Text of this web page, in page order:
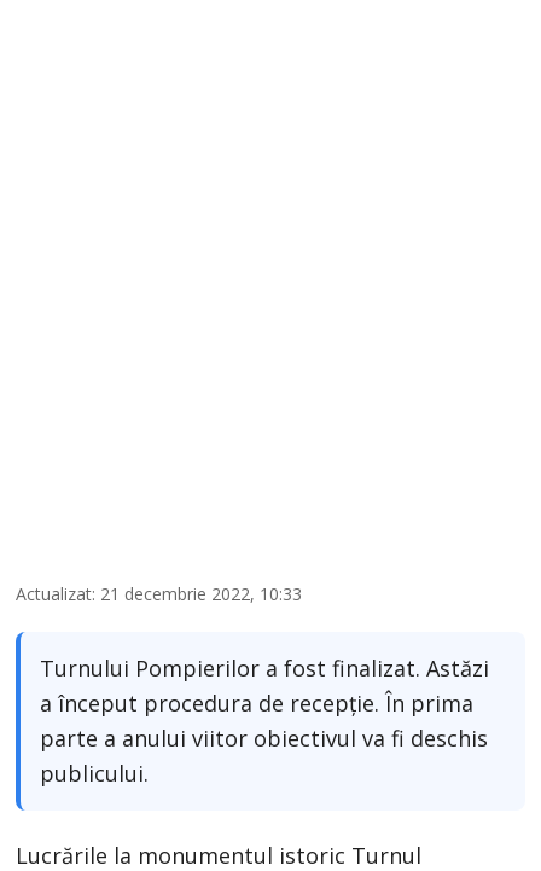
Actualizat: 21 decembrie 2022, 10:33
Turnului Pompierilor a fost finalizat. Astăzi
a început procedura de recepție. În prima
parte a anului viitor obiectivul va fi deschis
publicului.
Lucrările la monumentul istoric Turnul